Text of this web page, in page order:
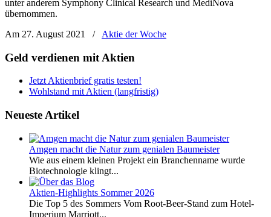
unter anderem Symphony Clinical Research und MediNova
übernommen.
Am 27. August 2021
/ Aktie der Woche
Geld verdienen mit Aktien
Jetzt Aktienbrief gratis testen!
Wohlstand mit Aktien (langfristig)
Neueste Artikel
Amgen macht die Natur zum genialen Baumeister
Wie aus einem kleinen Projekt ein Branchenname wurde
Biotechnologie klingt...
Aktien-Highlights Sommer 2026
Die Top 5 des Sommers Vom Root-Beer-Stand zum Hotel-
Imperium Marriott...